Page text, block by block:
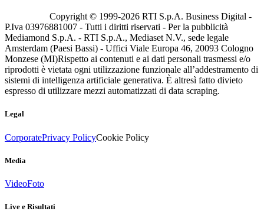
Copyright © 1999-2026 RTI S.p.A. Business Digital -
P.Iva 03976881007 - Tutti i diritti riservati - Per la pubblicità
Mediamond S.p.A. - RTI S.p.A., Mediaset N.V., sede legale
Amsterdam (Paesi Bassi) - Uffici Viale Europa 46, 20093 Cologno
Monzese (MI)Rispetto ai contenuti e ai dati personali trasmessi e/o
riprodotti è vietata ogni utilizzazione funzionale all’addestramento di
sistemi di intelligenza artificiale generativa. È altresì fatto divieto
espresso di utilizzare mezzi automatizzati di data scraping.
Legal
CorporatePrivacy PolicyCookie Policy
Media
VideoFoto
Live e Risultati